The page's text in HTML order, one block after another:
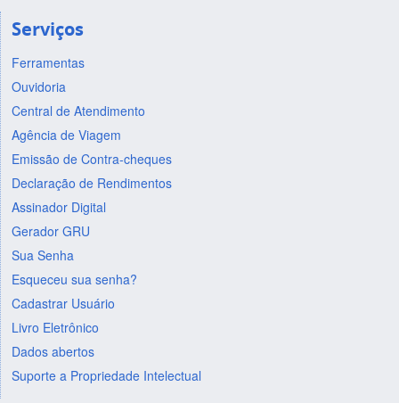
Serviços
Ferramentas
Ouvidoria
Central de Atendimento
Agência de Viagem
Emissão de Contra-cheques
Declaração de Rendimentos
Assinador Digital
Gerador GRU
Sua Senha
Esqueceu sua senha?
Cadastrar Usuário
Livro Eletrônico
Dados abertos
Suporte a Propriedade Intelectual